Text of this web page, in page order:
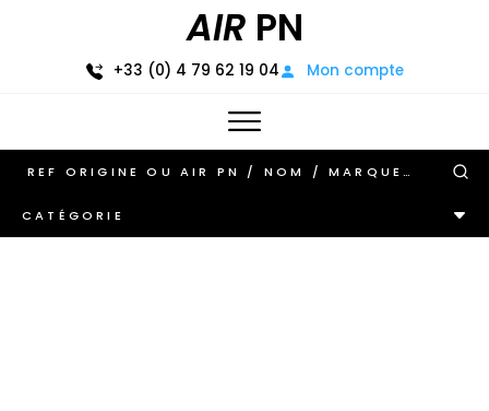
AIR PN
+33 (0) 4 79 62 19 04 Mon compte
CATÉGORIE